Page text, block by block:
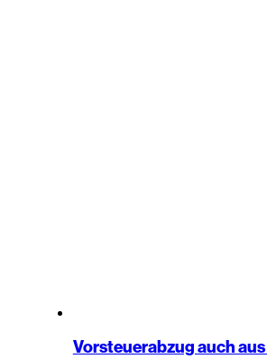
Vorsteuerabzug auch